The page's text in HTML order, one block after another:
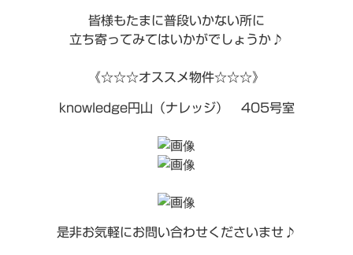
皆様もたまに普段いかない所に
立ち寄ってみてはいかがでしょうか♪
《☆☆☆オススメ物件☆☆☆》
knowledge円山（ナレッジ） 405号室
是非お気軽にお問い合わせくださいませ♪